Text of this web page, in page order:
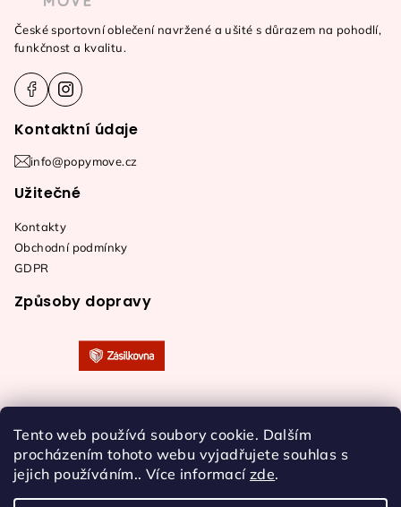
Tento web používá soubory cookie. Dalším
procházením tohoto webu vyjadřujete souhlas s
jejich používáním.. Více informací zde.
České sportovní oblečení navržené a ušité s důrazem na pohodlí,
funkčnost a kvalitu.
Kontaktní údaje
info@popymove.cz
Užitečné
Kontakty
Obchodní podmínky
GDPR
Způsoby dopravy